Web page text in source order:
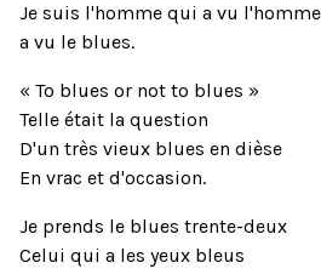
Je suis l'homme qui a vu
a vu le blues.
« To blues or not to blues »
Telle était la question
D'un très vieux blues en dièse
En vrac et d'occasion.
Je prends le blues trente-deux
Celui qui a les yeux bleus